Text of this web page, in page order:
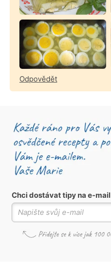
Odpovědět
Chci dostávat tipy na e-mail